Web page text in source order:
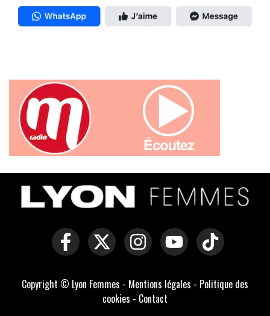
Copyright © Lyon Femmes - Mentions légales - Politique des
cookies - Contact